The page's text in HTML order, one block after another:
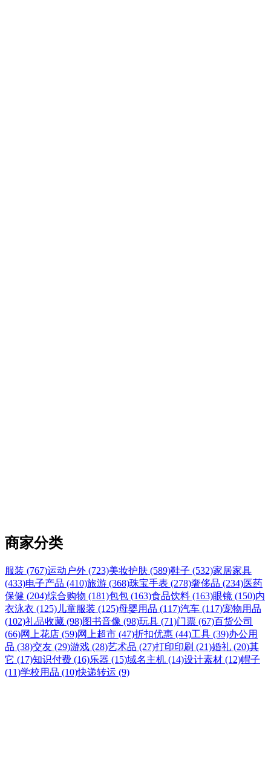
商家分类
服装 (767)运动户外 (723)美妆护肤 (589)鞋子 (532)家居家具
(433)电子产品 (410)旅游 (368)珠宝手表 (278)奢侈品 (234)医药
保健 (204)综合购物 (181)包包 (163)食品饮料 (163)眼镜 (150)内
衣泳衣 (125) 儿童服装 (125)母婴用品 (117)汽车 (117)宠物用品
(102)礼品收藏 (98)图书音像 (98)玩具 (71)门票 (67)百货公司
(66)网上花店 (59)网上超市 (47)折扣优惠 (44)工具 (39)办公用
品 (38)交友 (29)游戏 (28)艺术品 (27)打印印刷 (21)婚礼 (20)其
它 (17)知识付费 (16)乐器 (15)域名主机 (14)设计素材 (12)帽子
(11)学校用品 (10)快递转运 (9)